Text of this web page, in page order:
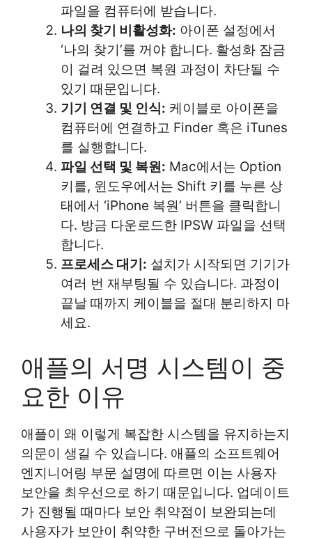
파일을 컴퓨터에 받습니다.
나의 찾기 비활성화: 아이폰 설정에서
‘나의 찾기’를 꺼야 합니다. 활성화 잠금
이 걸려 있으면 복원 과정이 차단될 수
있기 때문입니다.
기기 연결 및 인식: 케이블로 아이폰을
컴퓨터에 연결하고 Finder 혹은 iTunes
를 실행합니다.
파일 선택 및 복원: Mac에서는 Option
키를, 윈도우에서는 Shift 키를 누른 상
태에서 ‘iPhone 복원’ 버튼을 클릭합니
다. 방금 다운로드한 IPSW 파일을 선택
합니다.
프로세스 대기: 설치가 시작되면 기기가
여러 번 재부팅될 수 있습니다. 과정이
끝날 때까지 케이블을 절대 분리하지 마
세요.
애플의 서명 시스템이 중
요한 이유
애플이 왜 이렇게 복잡한 시스템을 유지하는지
의문이 생길 수 있습니다. 애플의 소프트웨어
엔지니어링 부문 설명에 따르면 이는 사용자
보안을 최우선으로 하기 때문입니다. 업데이트
가 진행될 때마다 보안 취약점이 보완되는데
사용자가 보안이 취약한 구버전으로 돌아가는